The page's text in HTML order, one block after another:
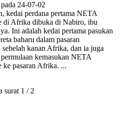
24-07-02
kedai perdana pertama NETA
di Afrika dibuka di Nabiro, ibu
Ini adalah kedai pertama pasukan
baharu dalam pasaran
sebelah kanan Afrika, dan ia juga
kemasukan NETA
ke pasaran Afrika. ...
surat 1 / 2